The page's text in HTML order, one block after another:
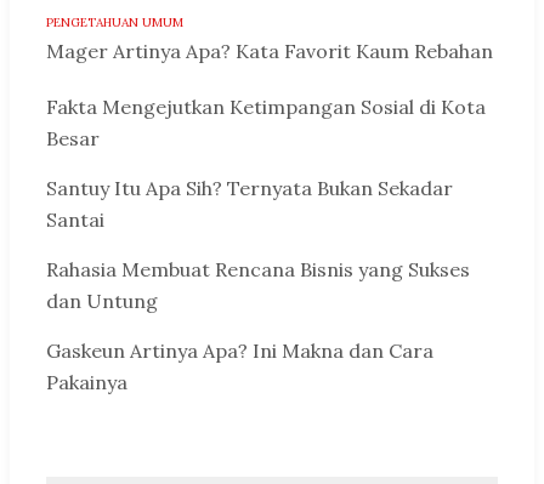
PENGETAHUAN UMUM
Mager Artinya Apa? Kata Favorit Kaum Rebahan
Fakta Mengejutkan Ketimpangan Sosial di Kota
Besar
Santuy Itu Apa Sih? Ternyata Bukan Sekadar
Santai
Rahasia Membuat Rencana Bisnis yang Sukses
dan Untung
Gaskeun Artinya Apa? Ini Makna dan Cara
Pakainya